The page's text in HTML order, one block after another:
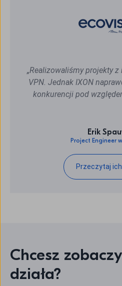
„Realizowaliśmy projekty
VPN. Jednak IXON
konkurencji pod
Erik
Project Engineer
Przeczytaj
Chcesz
działa?